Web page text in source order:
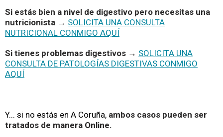
Si estás bien a nivel de digestivo pero necesitas una
nutricionista → SOLICITA UNA CONSULTA
NUTRICIONAL CONMIGO AQUÍ
Si tienes problemas digestivos → SOLICITA UNA
CONSULTA DE PATOLOGÍAS DIGESTIVAS CONMIGO
AQUÍ
Y... si no estás en A Coruña, ambos casos pueden ser
tratados de manera Online.